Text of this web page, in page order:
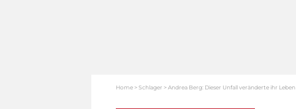
Home Schlager Andrea Berg: Dieser Unfall veränderte ihr Leben